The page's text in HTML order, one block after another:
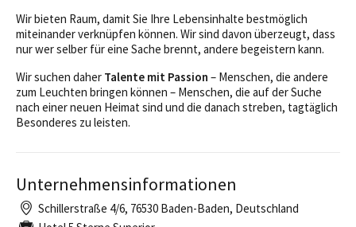
Wir bieten Raum, damit Sie Ihre Lebensinhalte bestmöglich
miteinander verknüpfen können. Wir sind davon überzeugt, dass
nur wer selber für eine Sache brennt, andere begeistern kann.
Wir suchen daher Talente mit Passion – Menschen, die andere
zum Leuchten bringen können – Menschen, die auf der Suche
nach einer neuen Heimat sind und die danach streben, tagtäglich
Besonderes zu leisten.
Unternehmensinformationen
Schillerstraße 4/6, 76530 Baden-Baden, Deutschland